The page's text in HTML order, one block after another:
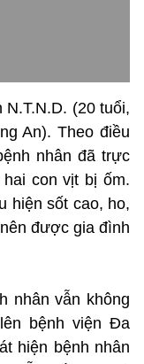
(20 tuổi,
An). Theo điều
nhân đã trực
con vịt bị ốm.
hiện sốt cao, ho,
được gia đình
nhân vẫn không
bệnh viện Đa
hiện bệnh nhân